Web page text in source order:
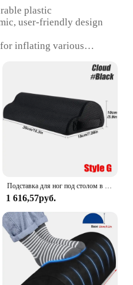
plastic
user-friendly design
for inflating various
Efficient airflow for
a versatile nozzle
for athletes, sports
Efficiency**
is a standout
category, designed
and efficiency.
ensures durability
reliable choice for
design is not only
engineered for
1 616,57руб.